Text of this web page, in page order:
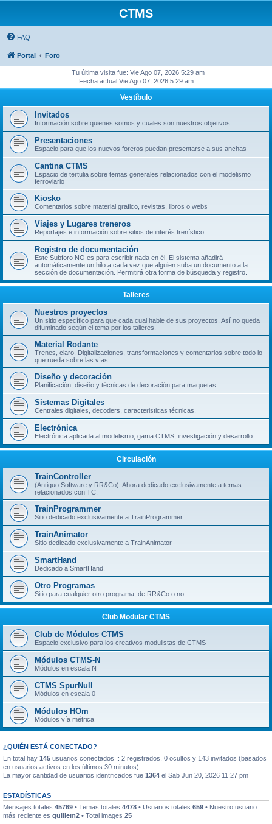
CTMS
FAQ
Portal Foro
Tu última visita fue: Vie Ago 07, 2026 5:29 am
Fecha actual Vie Ago 07, 2026 5:29 am
Vestíbulo
Invitados
Información sobre quienes somos y cuales son nuestros objetivos
Presentaciones
Espacio para que los nuevos foreros puedan presentarse a sus anchas
Cantina CTMS
Espacio de tertulia sobre temas generales relacionados con el modelismo
ferroviario
Kiosko
Comentarios sobre material grafico, revistas, libros o webs
Viajes y Lugares treneros
Reportajes e información sobre sitios de interés trenístico.
Registro de documentación
Este Subforo NO es para escribir nada en él. El sistema añadirá
automáticamente un hilo a cada vez que alguien suba un documento a la
sección de documentación. Permitirá otra forma de búsqueda y registro.
Talleres
Nuestros proyectos
Un sitio específico para que cada cual hable de sus proyectos. Así no queda
difuminado según el tema por los talleres.
Material Rodante
Trenes, claro. Digitalizaciones, transformaciones y comentarios sobre todo lo
que rueda sobre las vías.
Diseño y decoración
Planificación, diseño y técnicas de decoración para maquetas
Sistemas Digitales
Centrales digitales, decoders, caracteristicas técnicas.
Electrónica
Electrónica aplicada al modelismo, gama CTMS, investigación y desarrollo.
Circulación
TrainController
(Antiguo Software y RR&Co). Ahora dedicado exclusivamente a temas
relacionados con TC.
TrainProgrammer
Sitio dedicado exclusivamente a TrainProgrammer
TrainAnimator
Sitio dedicado exclusivamente a TrainAnimator
SmartHand
Dedicado a SmartHand.
Otro Programas
Sitio para cualquier otro programa, de RR&Co o no.
Club Modular CTMS
Club de Módulos CTMS
Espacio exclusivo para los creativos modulistas de CTMS
Módulos CTMS-N
Módulos en escala N
CTMS SpurNull
Módulos en escala 0
Módulos HOm
Módulos vía métrica
¿QUIÉN ESTÁ CONECTADO?
En total hay 145 usuarios conectados :: 2 registrados, 0 ocultos y 143 invitados (basados
en usuarios activos en los últimos 30 minutos)
La mayor cantidad de usuarios identificados fue 1364 el Sab Jun 20, 2026 11:27 pm
ESTADÍSTICAS
Mensajes totales 45769 • Temas totales 4478 • Usuarios totales 659 • Nuestro usuario
más reciente es guillem2 • Total images 25